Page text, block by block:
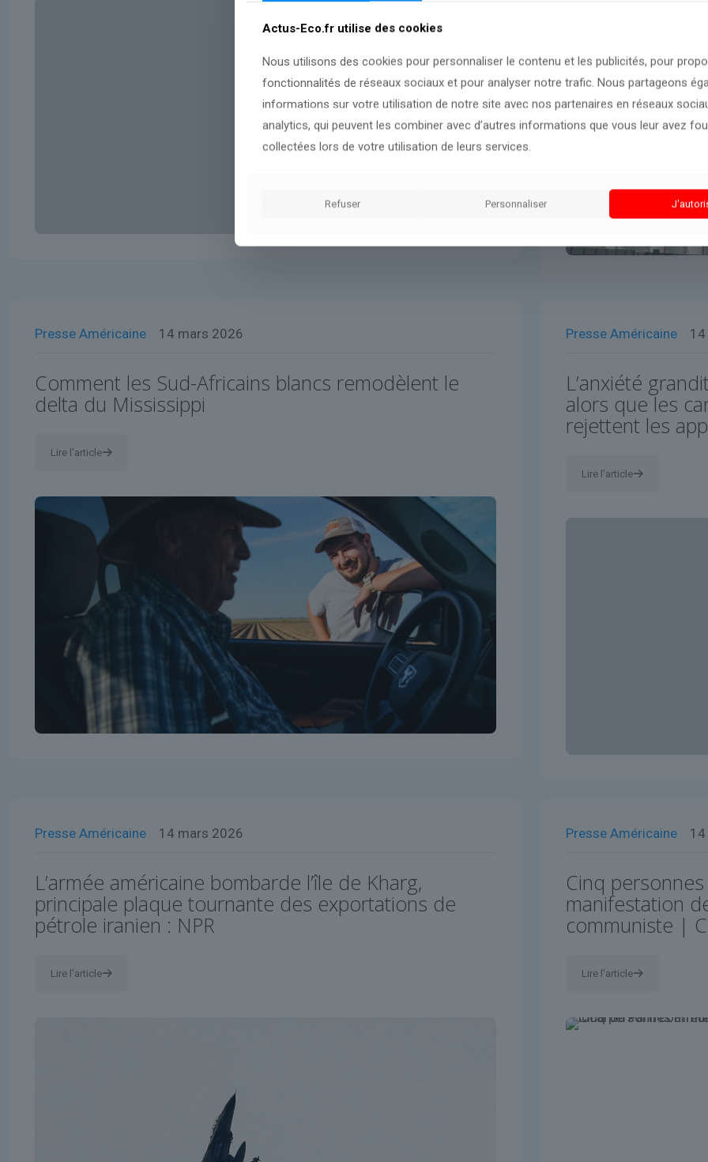
Presse Américaine 14 mars 2026
Comment les Sud-Africains blancs remodèlent le
delta du Mississippi
Lire l'article
Presse Américaine
L’anxiété
alors que les
rejettent les
Lire l'article
Presse Américaine 14 mars 2026
L’armée américaine bombarde l’île de Kharg,
principale plaque tournante des exportations de
pétrole iranien : NPR
Lire l'article
Presse Américaine
Cinq
manifestation
communiste |
Lire l'article
Actus-Eco.fr utilise des cookies
Nous utilisons des cookies pour personnaliser le contenu et les publicités, pour
fonctionnalités de réseaux sociaux et pour analyser notre trafic. Nous partageons
informations sur votre utilisation de notre site avec nos partenaires en réseaux
analytics, qui peuvent les combiner avec d’autres informations que vous leur avez
collectées lors de votre utilisation de leurs services.
Refuser Personnaliser